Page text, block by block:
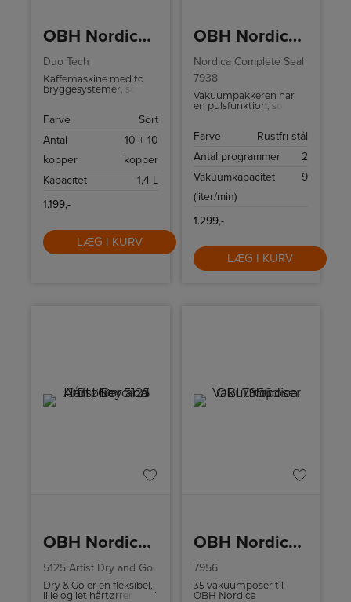
OBH Nordica Kaffemaskine
Duo Tech
Kaffemaskine med to
bryggesystemer, som
samtidig.
Farve
Sort
Antal
kopper
10 + 10
kopper
Kapacitet
1,4 L
1.199,-
LÆG I KURV
OBH Nordica Vakuumpakker Complete Seal 7938
Nordica Complete Seal
7938
Vakuumpakkeren har
en pulsfunktion, som
fødevarer som
uden at mose dem. Det
shoppe meget, når det
frem og nyde
om vinteren.
Farve
Rustfri stål
Antal programmer
2
Vakuumkapacitet
(liter/min)
9
1.299,-
LÆG I KURV
OBH Nordica Hårtørrer
5125 Artist Dry and Go
Dry & Go er en fleksibel,
lille og let hårtørrer med
OBH Nordica Vakuumposer
7956
35 vakuumposer til
OBH Nordica